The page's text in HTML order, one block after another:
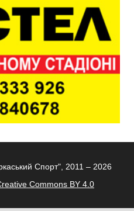
Спорт", 2011 – 2026
Commons BY 4.0